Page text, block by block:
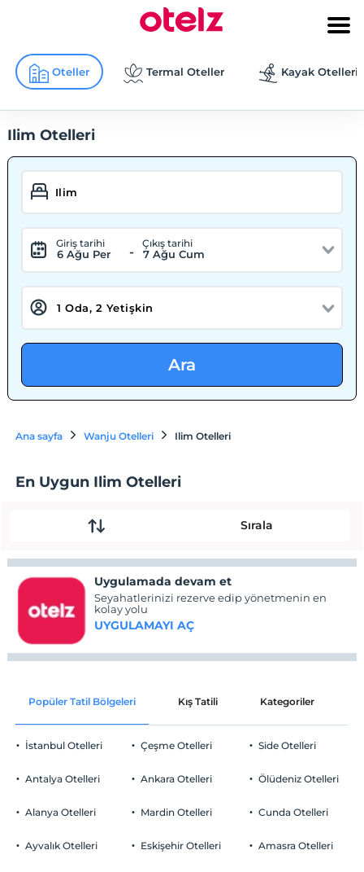
Oteller Termal Oteller Kayak Otelleri
Ilim Otelleri
Giriş tarihi
6 Ağu Per -
Çıkış tarihi
7 Ağu Cum
Ara
Ana sayfa Wanju Otelleri Ilim Otelleri
En Uygun Ilim Otelleri
Sırala
Uygulamada devam et
Seyahatlerinizi rezerve edip yönetmenin en
kolay yolu
UYGULAMAYI AÇ
Popüler Tatil Bölgeleri Kış Tatili Kategoriler
İstanbul Otelleri
Antalya Otelleri
Alanya Otelleri
Ayvalık Otelleri
Çeşme Otelleri
Ankara Otelleri
Mardin Otelleri
Eskişehir Otelleri
Side Otelleri
Ölüdeniz Otelleri
Cunda Otelleri
Amasra Otelleri